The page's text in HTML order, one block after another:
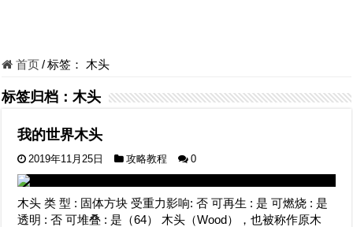
首页/标签： 木头
标签归档：木头
我的世界木头
2019年11月25日 攻略教程 0
木头 类 型 : 固体方块 受重力影响: 否 可再生 : 是 可燃烧 : 是
透明 : 否 可堆叠 : 是（64） 木头（Wood），也被称作原木